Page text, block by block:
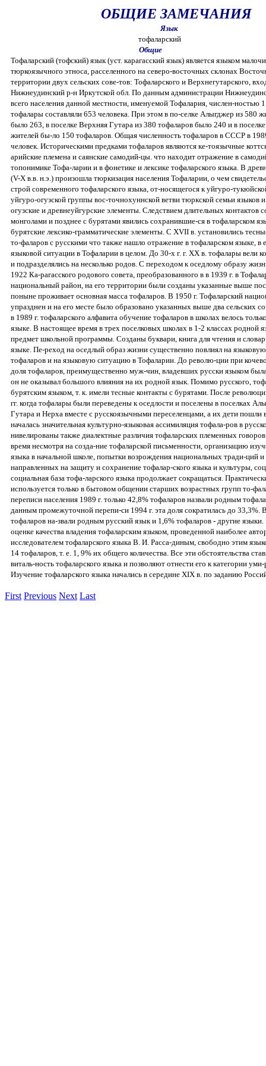
ОБЩИЕ ЗАМЕЧАНИЯ
Язык
тофаларский
Общие
Тофаларский (тофский) язык (уст. карагасский язык) является языком
тюркоязычного этноса, расселенного на северо-восточных склонах
территории двух сельских сове-тов: Тофаларского и Верхнегутарского,
Нижнеудинский р-н Иркутской обл. По данным администрации
всего населения данной местности, именуемой Тофалария, числен-ностью
тофалары составляли 653 человека. При этом в по-селке Алыгджер из 580
было 263, в поселке Верхняя Гутара из 380 тофаларов было 240 и в
жителей бы-ло 150 тофаларов. Общая численность тофаларов в СССР в
человек. Историческими предками тофаларов являются ке-тоязычные
арийские племена и саянские самодий-цы. что находит отражение в
топонимике Тофа-ларии и в фонетике и лексике тофаларского языка. В
(V-Х в.в. н.э.) произошла тюркизация населения Тофаларии, о чем
строй современного тофаларского языка, от-носящегося к уйгуро-
уйгуро-огузской группы вос-точнохуннской ветви тюркской семьи языков
огузские и древнеуйгурские элементы. Следствием длительных контактов
монголами и позднее с бурятами явились сохранившие-ся в тофаларском
бурятские лексико-грамматические элементы. С ХVII в. установились
то-фаларов с русскими что также нашло отражение в тофаларском языке, в
языковой ситуации в Тофаларии в целом. До 30-х г. г. XX в. тофалары вели
и подразделялись на несколько родов. С переходом к оседлому образу
1922 Ка-рагасского родового совета, преобразованного в в 1939 г. в
национальный район, на его территории были созданы указанные выше
поныне проживает основная масса тофаларов. В 1950 г. Тофаларский
упразднен и на его месте было образовано указанных выше два сельских
в 1989 г. тофаларского алфавита обучение тофаларов в школах велось
языке. В настоящее время в трех поселковых школах в 1-2 классах родной
предмет школьной программы. Созданы буквари, книга для чтения и
языке. Пе-реход на оседлый образ жизни существенно повлиял на
тофаларов и на языковую ситуацию в Тофаларии. До револю-ции при
доля тофаларов, преимущественно муж-чин, владевших русски языком
он не оказывал большого влияния на их родной язык. Помимо русского,
бурятским языком, т. к. имели тесные контакты с бурятами. После
гг. когда тофалары были переведены к оседлости и поселены в поселках
Гутара и Нерха вместе с русскоязычными переселенцами, а их дети пошли
началась значительная культурно-языковая ассимиляция тофала-ров в
нивелированы также диалектные различия тофаларских племенных
время несмотря на созда-ние тофаларской письменности, организацию
языка в начальной школе, попытки возрождения национальных тради-ций
направленных на защиту и сохранение тофалар-ского языка и культуры,
социальная база тофа-ларского языка продолжает сокращаться.
используется только в бытовом общении старших возрастных групп то-
переписи населения 1989 г. только 42,8% тофаларов назвали родным
данным промежуточной перепи-си 1994 г. эта доля сократилась до 33,3%.
тофаларов на-звали родным русский язык и 1,6% тофаларов - другие
оценке качества владения тофаларским языком, проведенной наиболее
исследователем тофаларского языка В. И. Расса-диным, свободно этим
14 тофаларов, т. е. 1, 9% их общего количества. Все эти обстоятельства
виталь-ность тофаларского языка и позволяют отнести его к категории
Изучение тофаларского языка начались в середине XIX в. по заданию
First Previous Next Last